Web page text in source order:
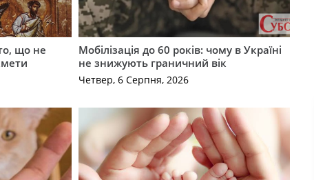
що не
Мобілізація до 60 років: чому в Україні
не знижують граничний вік
Четвер, 6 Серпня, 2026